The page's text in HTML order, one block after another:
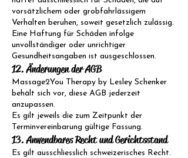
vorsätzlichem oder grobfahrlässigem
Verhalten beruhen, soweit gesetzlich zulässig.
Eine Haftung für Schäden infolge
unvollständiger oder unrichtiger
Gesundheitsangaben ist ausgeschlossen.
12. Änderungen der AGB
Massage2You Therapy by Lesley Schenker
behält sich vor, diese AGB jederzeit
anzupassen.
Es gilt jeweils die zum Zeitpunkt der
Terminvereinbarung gültige Fassung.
13. Anwendbares Recht und Gerichtsstand
Es gilt ausschliesslich schweizerisches Recht.